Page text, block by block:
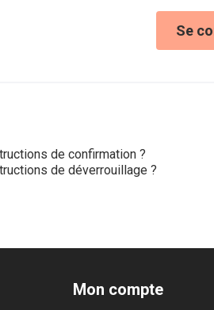
Se
de confirmation ?
de déverrouillage ?
Mon compte